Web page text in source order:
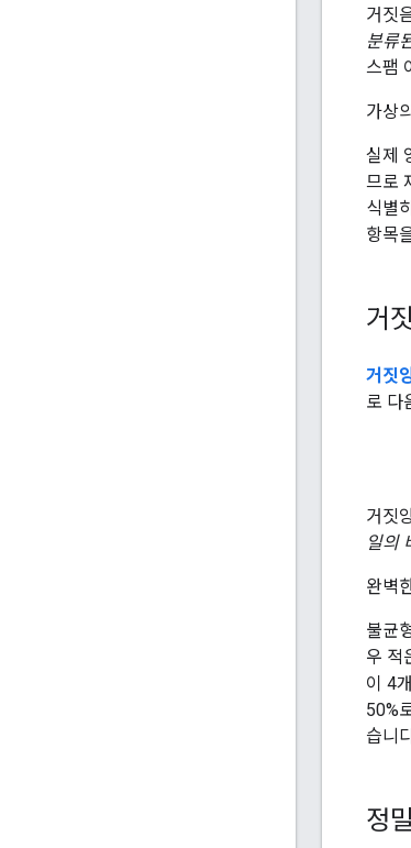
거짓
분류
스팸
가상
실제
므로
식별
항목
거
거짓
로 다
거짓
일의
완벽
불균
우 적
이 4
50%
습니
정